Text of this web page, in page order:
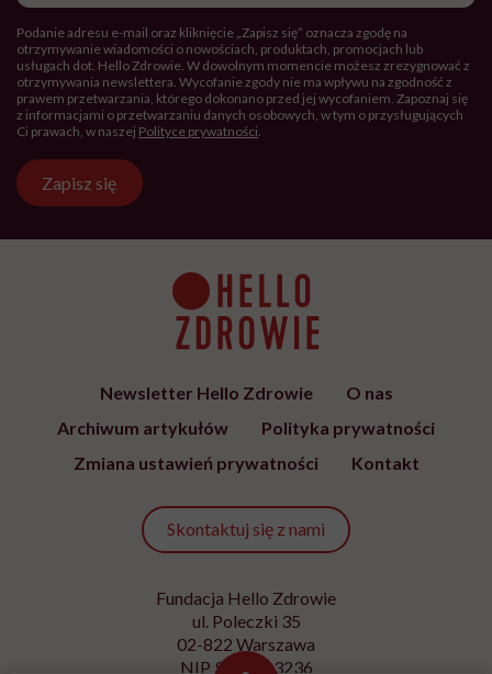
Podanie adresu e-mail oraz kliknięcie „Zapisz się” oznacza zgodę na
otrzymywanie wiadomości o nowościach, produktach, promocjach lub
usługach dot. Hello Zdrowie. W dowolnym momencie możesz zrezygnować z
otrzymywania newslettera. Wycofanie zgody nie ma wpływu na zgodność z
prawem przetwarzania, którego dokonano przed jej wycofaniem. Zapoznaj się
z informacjami o przetwarzaniu danych osobowych, w tym o przysługujących
Ci prawach, w naszej Polityce prywatności.
Zapisz się
Newsletter Hello Zdrowie
O nas
Archiwum artykułów
Polityka prywatności
Zmiana ustawień prywatności
Kontakt
Skontaktuj się z nami
Fundacja Hello Zdrowie
ul. Poleczki 35
02-822 Warszawa
NIP 9512613236